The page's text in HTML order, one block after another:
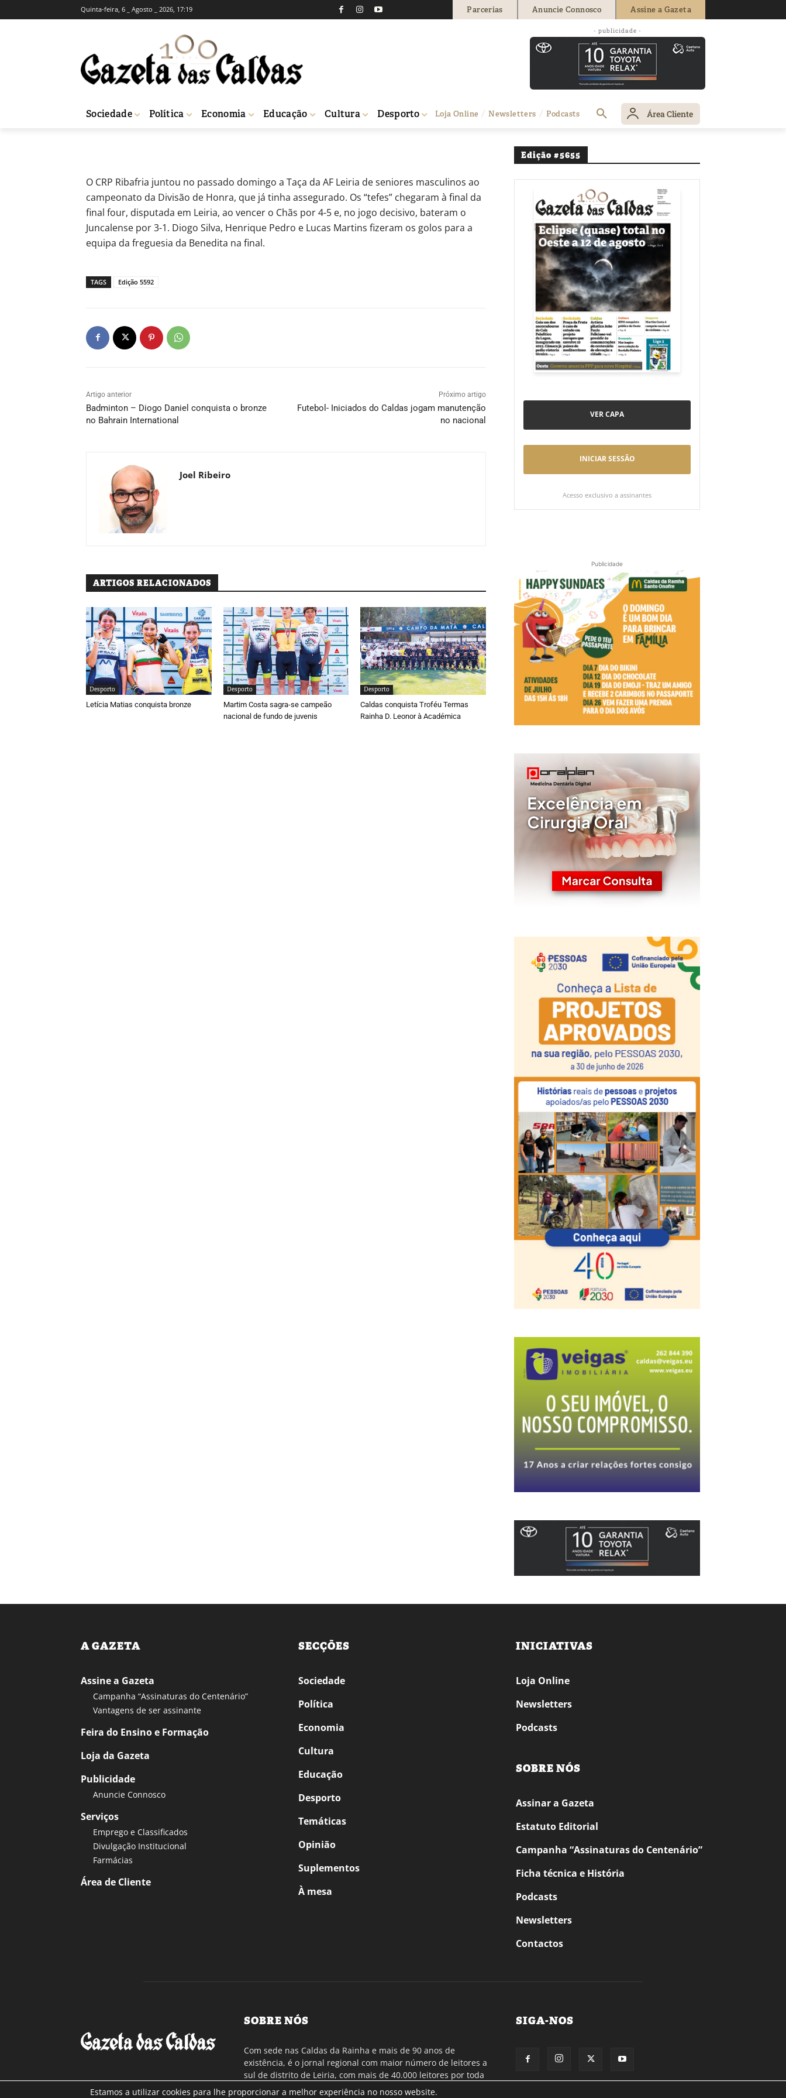
Quinta-feira, 6 _ Agosto _ 2026, 17:19 Parcerias Anuncie Connosco Assine a Gazeta
- publicidade -
Sociedade Política Economia Educação Cultura Desporto Loja Online Newsletters Podcasts Área Cliente
Futsal – CRP Ribafria garante dobradinha ao vencer a
Taça distrital
Joel Ribeiro
O CRP Ribafria juntou no passado domingo a Taça da AF Leiria de seniores masculinos ao
campeonato da Divisão de Honra, que já tinha assegurado. Os “tefes” chegaram à final da
final four, disputada em Leiria, ao vencer o Chãs por 4-5 e, no jogo decisivo, bateram o
Juncalense por 3-1. Diogo Silva, Henrique Pedro e Lucas Martins fizeram os golos para a
equipa da freguesia da Benedita na final.
TAGS Edição 5592
Artigo anterior
Badminton – Diogo Daniel conquista o bronze
no Bahrain International
Próximo artigo
Futebol- Iniciados do Caldas jogam manutenção
no nacional
Joel Ribeiro
ARTIGOS RELACIONADOS
Desporto
Letícia Matias conquista bronze
Desporto
Martim Costa sagra-se campeão
nacional de fundo de juvenis
Desporto
Caldas conquista Troféu Termas
Rainha D. Leonor à Académica
Edição #5655
VER CAPA
INICIAR SESSÃO
Acesso exclusivo a assinantes
Publicidade
A GAZETA
Assine a Gazeta
Campanha “Assinaturas do Centenário”
Vantagens de ser assinante
Feira do Ensino e Formação
Loja da Gazeta
Publicidade
Anuncie Connosco
Serviços
Emprego e Classificados
Divulgação Institucional
Farmácias
Área de Cliente
SECÇÕES
Sociedade
Política
Economia
Cultura
Educação
Desporto
Temáticas
Opinião
Suplementos
À mesa
INICIATIVAS
Loja Online
Newsletters
Podcasts
SOBRE NÓS
Assinar a Gazeta
Estatuto Editorial
Campanha “Assinaturas do Centenário”
Ficha técnica e História
Podcasts
Newsletters
Contactos
SOBRE NÓS
Com sede nas Caldas da Rainha e mais de 90 anos de
existência, é o jornal regional com maior número de leitores a
sul de distrito de Leiria, com mais de 40.000 leitores por toda
a região Oeste. Jornal com distribuição em Portugal
SIGA-NOS
Estamos a utilizar cookies para lhe proporcionar a melhor experiência no nosso website.